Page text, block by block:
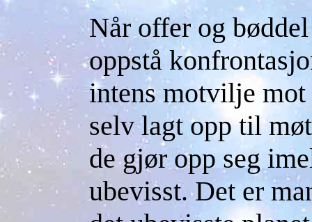
Når offer og
oppstå
intens motvilje mot
selv lagt opp til
de gjør opp seg
ubevisst. Det er